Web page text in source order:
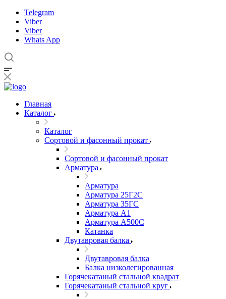
Telegram
Viber
Viber
Whats App
Главная
Каталог
Каталог
Сортовой и фасонный прокат
Сортовой и фасонный прокат
Арматура
Арматура
Арматура 25Г2С
Арматура 35ГС
Арматура А1
Арматура А500С
Катанка
Двутавровая балка
Двутавровая балка
Балка низколегированная
Горячекатаный стальной квадрат
Горячекатаный стальной круг